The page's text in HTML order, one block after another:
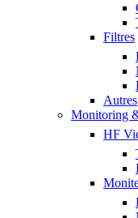
Filtres
Autres
Monitoring
HF